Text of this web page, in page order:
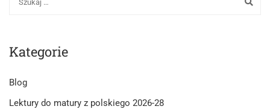
średniej?
Kategorie
Blog
Lektury do matury z polskiego 2026-28